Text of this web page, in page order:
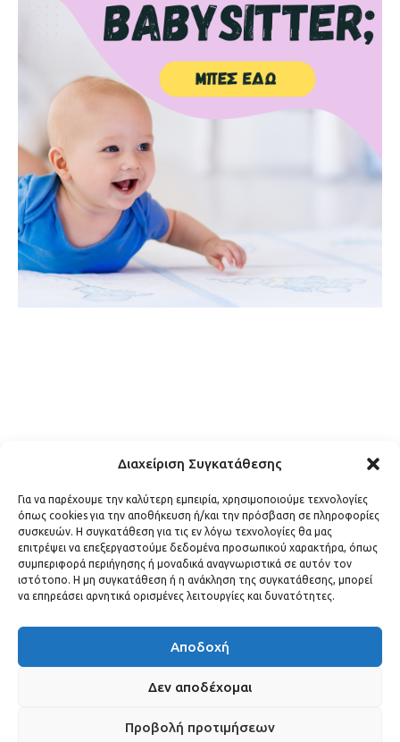
Διαχείριση Συγκατάθεσης
Για να παρέχουμε την καλύτερη εμπειρία, χρησιμοποιούμε τεχνολογίες
όπως cookies για την αποθήκευση ή/και την πρόσβαση σε πληροφορίες
συσκευών. Η συγκατάθεση για τις εν λόγω τεχνολογίες θα μας
επιτρέψει να επεξεργαστούμε δεδομένα προσωπικού χαρακτήρα, όπως
συμπεριφορά περιήγησης ή μοναδικά αναγνωριστικά σε αυτόν τον
ιστότοπο. Η μη συγκατάθεση ή η ανάκληση της συγκατάθεσης, μπορεί
να επηρεάσει αρνητικά ορισμένες λειτουργίες και δυνατότητες.
Αποδοχή
Δεν αποδέχομαι
Προβολή προτιμήσεων
Ανακάλυψε τον λαμπερό κόσμο των διασήμων μέσα από το
celebs.gr – το απόλυτο σημείο αναφοράς για lifestyle, μόδα,
gossip και αποκλειστικές αποκαλύψεις.